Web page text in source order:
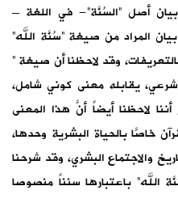
أصل “السُنَّة”- في اللغة –
المراد من صيغة “سُنَّة الله”
وقد لاحظنا أن صيغة ”
يقابله معنى كوني شامل،
لاحظنا أيضاً أنَّ هذا المعنى
خاصَّا بالحياة البشرية وحدها،
والاجتماع البشري، وقد شرحنا
باعتبارها سنناً منصوصا